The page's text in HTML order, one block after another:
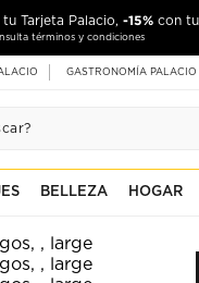
Tarjeta Palacio, -15% con
términos y condiciones
GASTRONOMÍA PALACIO
BELLEZA HOGAR